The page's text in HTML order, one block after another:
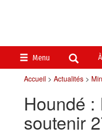
Menu
Accueil> Actualités>
Houndé
soutenir